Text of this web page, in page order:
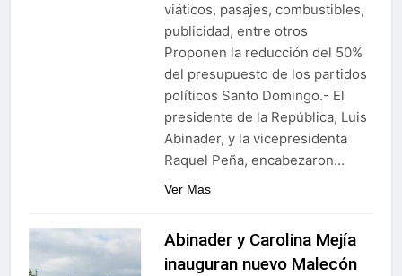
viáticos, pasajes, combustibles,
publicidad, entre otros
Proponen la reducción del 50%
del presupuesto de los partidos
políticos Santo Domingo.- El
presidente de la República, Luis
Abinader, y la vicepresidenta
Raquel Peña, encabezaron…
Ver Mas
Abinader y Carolina Mejía
inauguran nuevo Malecón